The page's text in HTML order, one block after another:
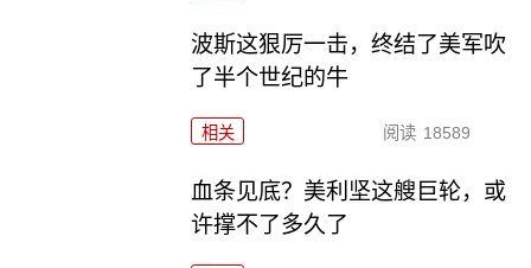
波斯这狠厉一击，终结了美军吹
了半个世纪的牛
相关 阅读 18589
血条见底？美利坚这艘巨轮，或
许撑不了多久了